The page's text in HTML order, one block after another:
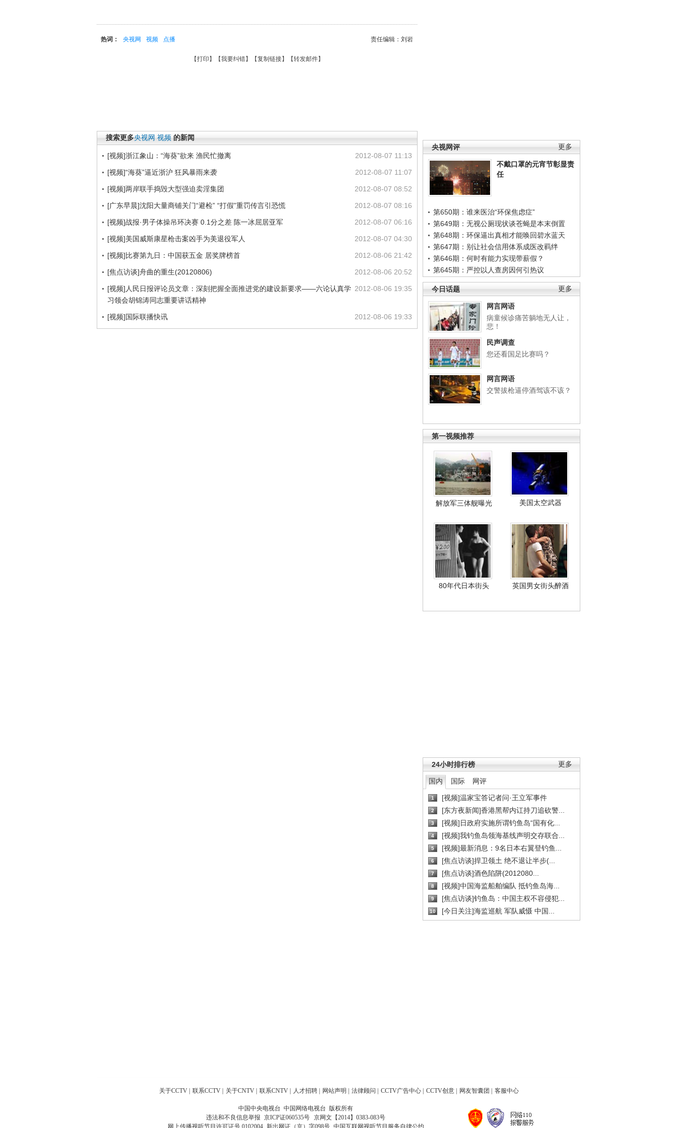
更多
央视网评
不戴口罩的元宵节彰显责
任
第650期：谁来医治“环保焦虑症”
第649期：无视公厕现状谈苍蝇是本末倒置
第648期：环保逼出真相才能唤回碧水蓝天
第647期：别让社会信用体系成医改羁绊
第646期：何时有能力实现带薪假？
第645期：严控以人查房因何引热议
更多
今日话题
网言网语
病童候诊痛苦躺地无人让，
悲！
民声调查
您还看国足比赛吗？
网言网语
交警拔枪逼停酒驾该不该？
第一视频推荐
解放军三体舰曝光 美国太空武器
80年代日本街头 英国男女街头醉酒
更多
24小时排行榜
国内 国际 网评
1 [视频]温家宝答记者问·王立军事件
2 [东方夜新闻]香港黑帮内讧持刀追砍警...
3 [视频]日政府实施所谓钓鱼岛“国有化...
4 [视频]我钓鱼岛领海基线声明交存联合...
5 [视频]最新消息：9名日本右翼登钓鱼...
6 [焦点访谈]捍卫领土 绝不退让半步(...
7 [焦点访谈]酒色陷阱(2012080...
8 [视频]中国海监船舶编队 抵钓鱼岛海...
9 [焦点访谈]钓鱼岛：中国主权不容侵犯...
10 [今日关注]海监巡航 军队威慑 中国...
责任编辑：刘岩
热词： 央视网 视频 点播
【打印 】【我要纠错】【复制链接】【转发邮件】
搜索更多央视网 视频 的新闻
2012-08-07 11:13
[视频]浙江象山：“海葵”欲来 渔民忙撤离
2012-08-07 11:07
[视频]“海葵”逼近浙沪 狂风暴雨来袭
2012-08-07 08:52
[视频]两岸联手捣毁大型强迫卖淫集团
2012-08-07 08:16
[广东早晨]沈阳大量商铺关门“避检” “打假”重罚传言引恐慌
2012-08-07 06:16
[视频]战报·男子体操吊环决赛 0.1分之差 陈一冰屈居亚军
2012-08-07 04:30
[视频]美国威斯康星枪击案凶手为美退役军人
2012-08-06 21:42
[视频]比赛第九日：中国获五金 居奖牌榜首
2012-08-06 20:52
[焦点访谈]舟曲的重生(20120806)
2012-08-06 19:35
[视频]人民日报评论员文章：深刻把握全面推进党的建设新要求——六论认真学
习领会胡锦涛同志重要讲话精神
2012-08-06 19:33
[视频]国际联播快讯
关于CCTV 联系CCTV 关于CNTV 联系CNTV 人才招聘 网站声明 法律顾问 CCTV广告中心 CCTV创意 网友智囊团 客服中心
中国中央电视台 中国网络电视台 版权所有
违法和不良信息举报 京ICP证060535号
京网文【2014】0383-083号
网上传播视听节目许可证号 0102004 新出网证（京）字098号 中国互联网视听节目服务自律公约